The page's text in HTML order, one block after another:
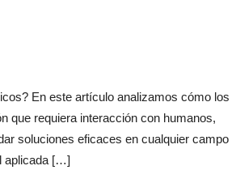
En este artículo analizamos cómo los
que requiera interacción con humanos,
soluciones eficaces en cualquier campo
aplicada […]